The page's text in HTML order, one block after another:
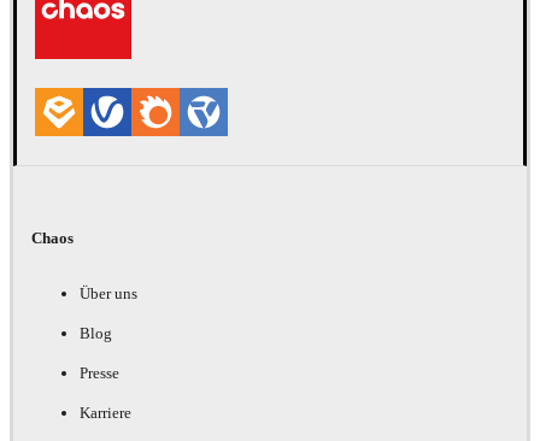
Chaos
Über uns
Blog
Presse
Karriere